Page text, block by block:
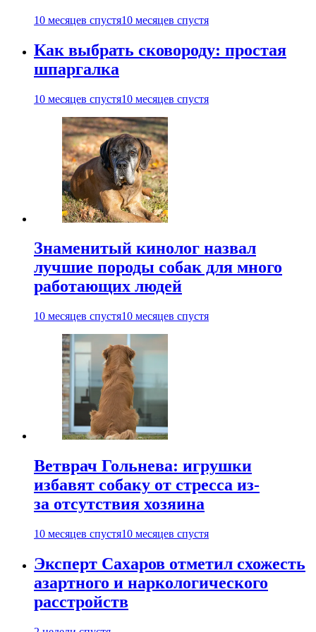
10 месяцев спустя10 месяцев спустя
Как выбрать сковороду: простая
шпаргалка
10 месяцев спустя10 месяцев спустя
Знаменитый кинолог назвал
лучшие породы собак для много
работающих людей
10 месяцев спустя10 месяцев спустя
Ветврач Гольнева: игрушки
избавят собаку от стресса из-
за отсутствия хозяина
10 месяцев спустя10 месяцев спустя
Эксперт Сахаров отметил схожесть
азартного и наркологического
расстройств